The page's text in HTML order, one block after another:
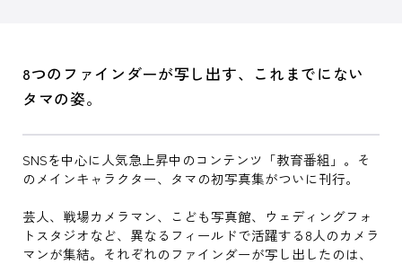
8つのファインダーが写し出す、これまでにない
タマの姿。
SNSを中心に人気急上昇中のコンテンツ「教育番組」。そ
のメインキャラクター、タマの初写真集がついに刊行。
芸人、戦場カメラマン、こども写真館、ウェディングフォ
トスタジオなど、異なるフィールドで活躍する8人のカメラ
マンが集結。それぞれのファインダーが写し出したのは、